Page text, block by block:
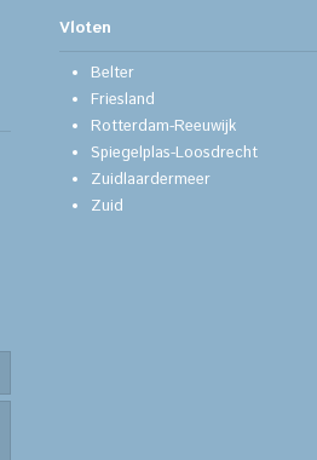
Vloten
Belter
Friesland
Rotterdam-Reeuwijk
Spiegelplas-Loosdrecht
Zuidlaardermeer
Zuid